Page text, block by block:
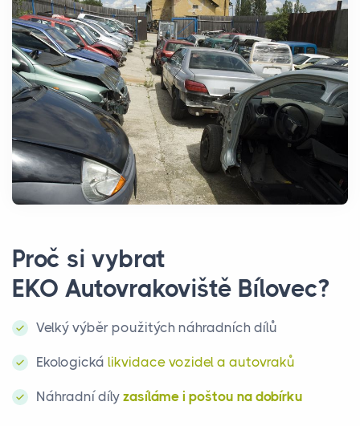
Proč si vybrat
EKO Autovrakoviště Bílovec?
Velký výběr použitých náhradních dílů
Ekologická likvidace vozidel a autovraků
Náhradní díly zasíláme i poštou na dobírku